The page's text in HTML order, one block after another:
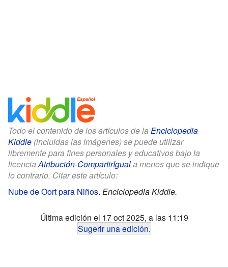
Todo el contenido de los artículos de la Enciclopedia
Kiddle (incluidas las imágenes) se puede utilizar
libremente para fines personales y educativos bajo la
licenciaAtribución-CompartirIguala menos que se indique
lo contrario. Citar este artículo:
Nube de Oort para Niños. Enciclopedia Kiddle.
Última edición el 17 oct 2025, a las 11:19
Sugerir una edición.